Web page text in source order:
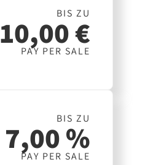
BIS ZU
10,00 €
PAY PER SALE
BIS ZU
7,00 %
PAY PER SALE